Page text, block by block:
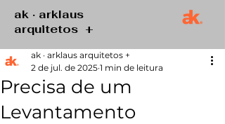
ak · arklaus
arquitetos +
Precisa de um
Levantamento
ak · arklaus arquitetos +
2 de jul. de 2025 1 min de leitura